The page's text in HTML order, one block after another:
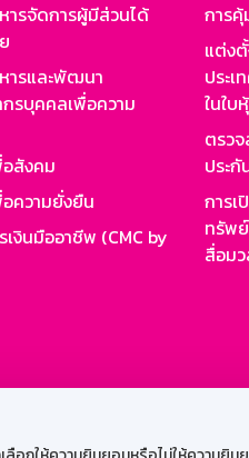
ารจัดการผู้มีส่วนได้
ารและพัฒนา
รบุคคลเพื่อความ
สังคม
ความยั่งยืน
เงินมืออาชีพ (CMC by
การ
แต่ง
ประ
ในใบ
ตรว
ประกั
การเ
ทรัพ
สื่อม